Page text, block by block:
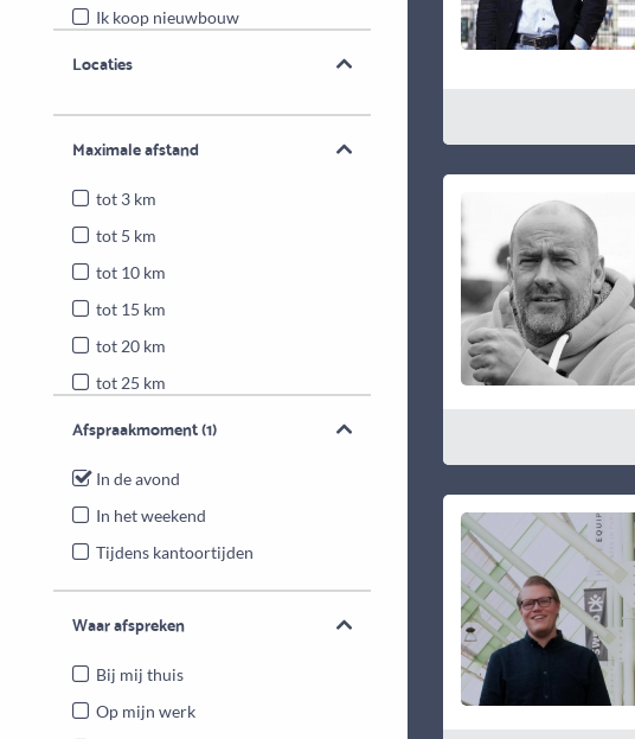
Ik koop nieuwbouw
Locaties
Maximale afstand
tot 3 km
tot 5 km
tot 10 km
tot 15 km
tot 20 km
tot 25 km
Heel Nederland
Afspraakmoment(1)
In de avond
In het weekend
Tijdens kantoortijden
Waar afspreken
Bij mij thuis
Op mijn werk